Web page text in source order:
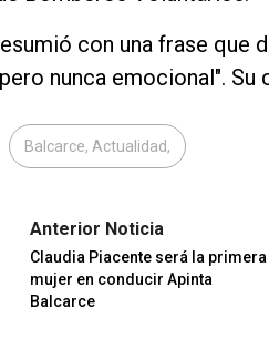
con una frase que
nunca emocional". Su
Balcarce, Actualidad,
Anterior Noticia
Claudia Piacente será la primera
mujer en conducir Apinta
Balcarce